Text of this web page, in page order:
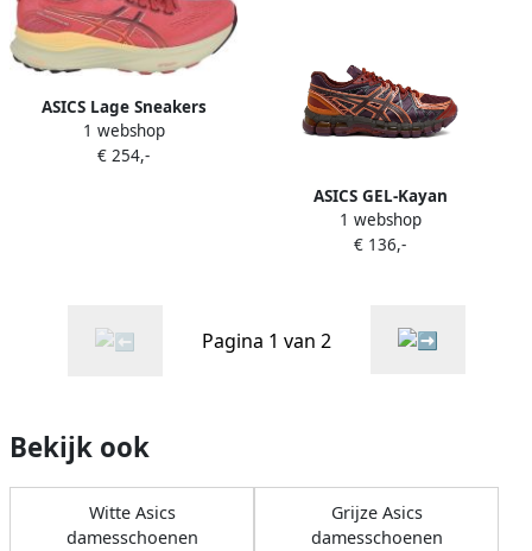
ASICS Lage Sneakers
1012B838700
1 webshop
€ 254,-
ASICS GEL-Kayan
hardloopschoenen met
mesh Grijs
1 webshop
€ 136,-
Pagina 1 van 2
Bekijk ook
Witte Asics
damesschoenen
Grijze Asics
damesschoenen